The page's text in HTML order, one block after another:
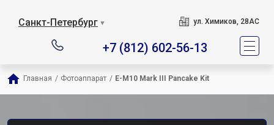
Санкт-Петербург ▼ ул. Химиков, 28АС
+7 (812) 602-56-13
Главная / Фотоаппарат / E-M10 Mark III Pancake Kit